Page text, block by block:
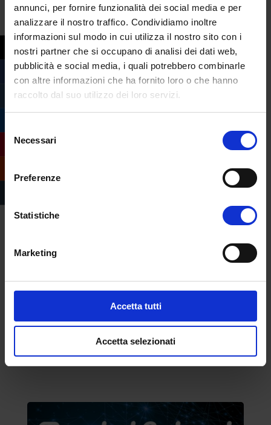
annunci, per fornire funzionalità dei social media e per
analizzare il nostro traffico. Condividiamo inoltre
informazioni sul modo in cui utilizza il nostro sito con i
nostri partner che si occupano di analisi dei dati web,
pubblicità e social media, i quali potrebbero combinarle
con altre informazioni che ha fornito loro o che hanno
raccolto dal suo utilizzo dei loro servizi.
delNecessari
Preferenze
Statistiche
Marketing
Accetta tutti
Accetta selezionati
“Non abbiamo affatto autorizzato l’ora del
passeggio coi bambini. Abbiamo solo detto
che quando un genitore va a fare la spesa
si può consentire anche l’accompagno di
un bambino. Ma non deve essere
Proprio a proposito del benessere dei più
Facoltà di Psicologia di eCampus
meglio
seguito all’emergenza Coronavirus
: per
[wpi_designer_button text=’Partecipa al
link=’https://forms.gle/qt8A7y88h5cc7XwSA’
target=’_blank’]